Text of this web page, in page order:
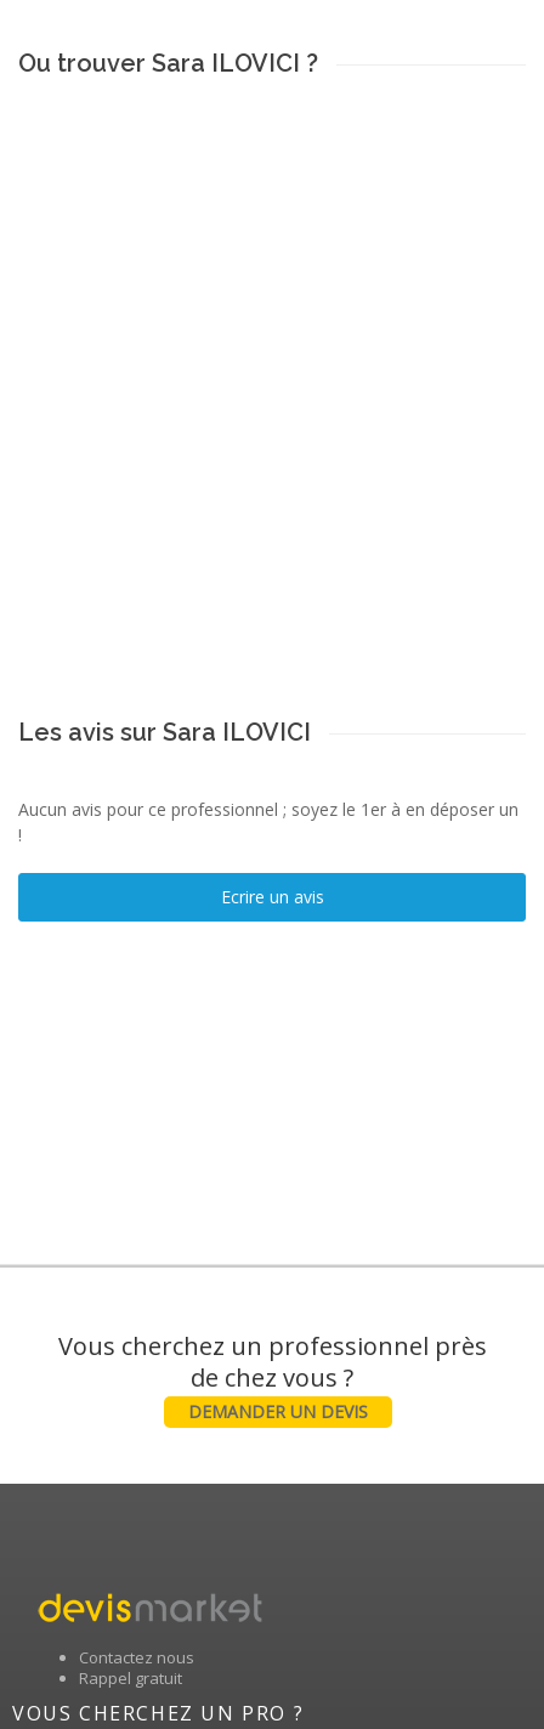
Ou trouver Sara ILOVICI ?
Les avis sur Sara ILOVICI
Aucun avis pour ce professionnel ; soyez le 1er à en déposer un
!
Ecrire un avis
Vous cherchez un professionnel près
DEMANDER UN DEVIS
Contactez nous
Rappel gratuit
VOUS CHERCHEZ UN PRO ?